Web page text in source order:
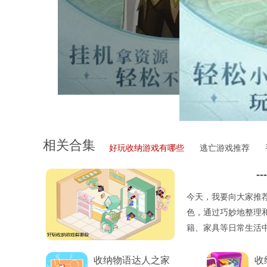
相关合集 好玩收纳游戏有哪些 逃亡游戏推荐
今天，我要向大家推
色，通过巧妙地整理
籍、家具等日常生活
收纳物语达人之家 收